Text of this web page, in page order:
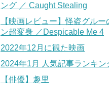
ング ／ Caught Stealing
【映画レビュー】怪盗グルー
ン超変身 ／Despicable Me 4
2022年12月に観た映画
2024年1月 人気記事ランキン
【俳優】趣里